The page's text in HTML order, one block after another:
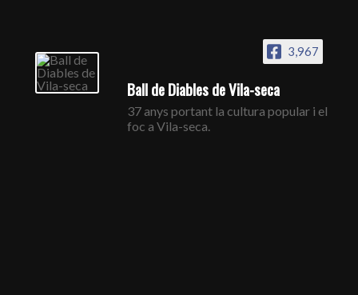
3,967
Ball de Diables de Vila-seca
37 anys portant la cultura popular i el
foc a Vila-seca.